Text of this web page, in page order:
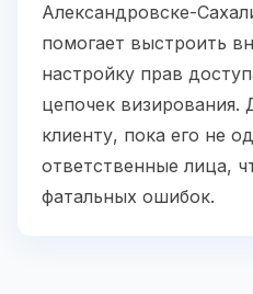
Александровске-
помогает выстроить
настройку прав
цепочек визирования.
клиенту, пока его не
ответственные лица,
фатальных ошибок.